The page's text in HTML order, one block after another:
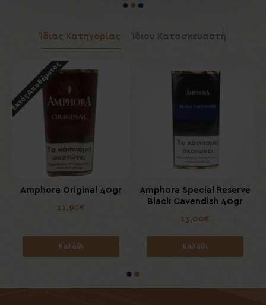
Ίδιας Κατηγορίας Ίδιου Κατασκευαστή
Εκτός Αποθέματος
Amphora Original 40gr
11,90€
Καλάθι
Amphora Special Reserve
Black Cavendish 40gr
13,00€
Καλάθι